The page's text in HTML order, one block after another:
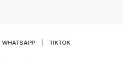
WHATSAPP TIKTOK